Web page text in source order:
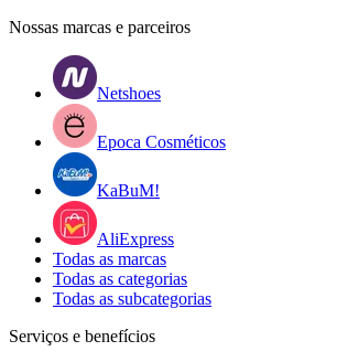
Nossas marcas e parceiros
Netshoes
Epoca Cosméticos
KaBuM!
AliExpress
Todas as marcas
Todas as categorias
Todas as subcategorias
Serviços e benefícios